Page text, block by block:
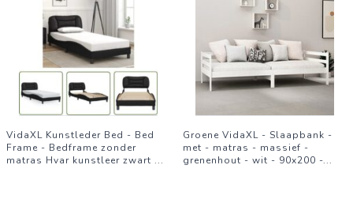
VidaXL Kunstleder Bed - Bed
Frame - Bedframe zonder
matras Hvar kunstleer zwart ...
Groene VidaXL - Slaapbank -
met - matras - massief -
grenenhout - wit - 90x200 -...